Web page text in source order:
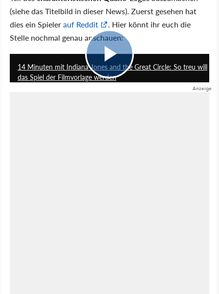
(siehe das Titelbild in dieser News). Zuerst gesehen hat
dies ein Spielerauf Reddit
. Hier könnt ihr euch die
Stelle nochmal genau anschauen:
14 Minuten mit Indiana Jones and the Great Circle: So treu will
das Spiel der Filmvorlage werden